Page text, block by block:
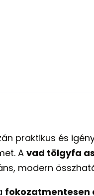
praktikus és
A vad tölgyfa
modern